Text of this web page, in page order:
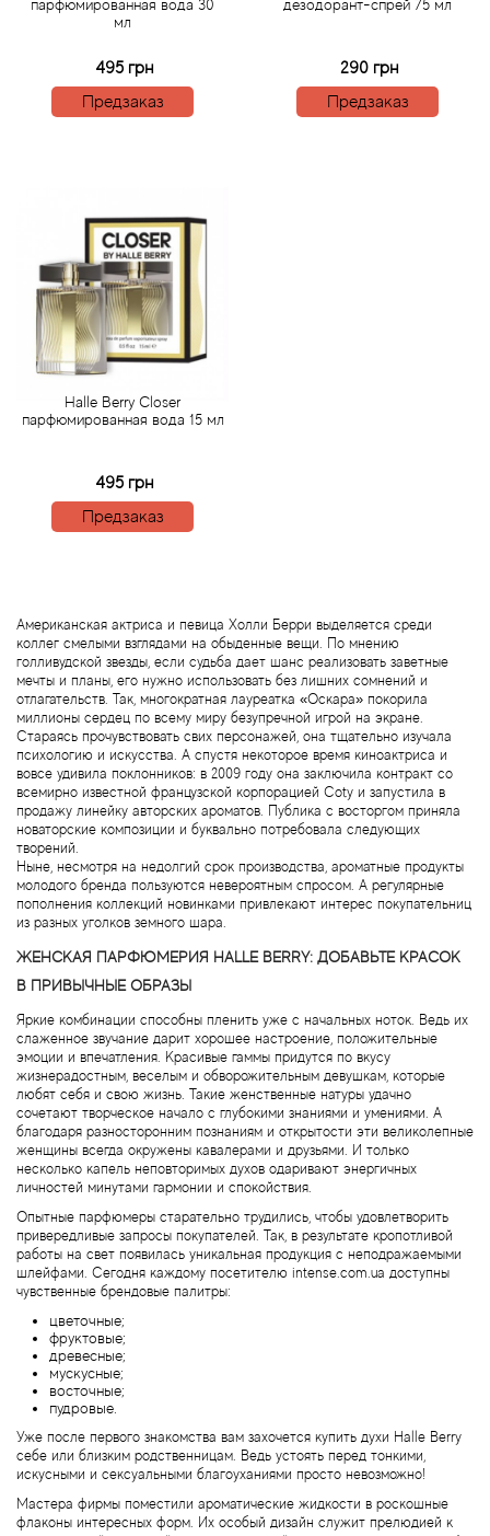
парфюмированная вода 30
мл
495 грн
Предзаказ
дезодорант-спрей 75 мл
290 грн
Предзаказ
Halle Berry Closer
парфюмированная вода 15 мл
495 грн
Предзаказ
Американская актриса и певица Холли Берри выделяется среди
коллег смелыми взглядами на обыденные вещи. По мнению
голливудской звезды, если судьба дает шанс реализовать заветные
мечты и планы, его нужно использовать без лишних сомнений и
отлагательств. Так, многократная лауреатка «Оскара» покорила
миллионы сердец по всему миру безупречной игрой на экране.
Стараясь прочувствовать свих персонажей, она тщательно изучала
психологию и искусства. А спустя некоторое время киноактриса и
вовсе удивила поклонников: в 2009 году она заключила контракт со
всемирно известной французской корпорацией Coty и запустила в
продажу линейку авторских ароматов. Публика с восторгом приняла
новаторские композиции и буквально потребовала следующих
творений.
Ныне, несмотря на недолгий срок производства, ароматные продукты
молодого бренда пользуются невероятным спросом. А регулярные
пополнения коллекций новинками привлекают интерес покупательниц
из разных уголков земного шара.
ЖЕНСКАЯ ПАРФЮМЕРИЯ HALLE BERRY: ДОБАВЬТЕ КРАСОК
В ПРИВЫЧНЫЕ ОБРАЗЫ
Яркие комбинации способны пленить уже с начальных ноток. Ведь их
слаженное звучание дарит хорошее настроение, положительные
эмоции и впечатления. Красивые гаммы придутся по вкусу
жизнерадостным, веселым и обворожительным девушкам, которые
любят себя и свою жизнь. Такие женственные натуры удачно
сочетают творческое начало с глубокими знаниями и умениями. А
благодаря разносторонним познаниям и открытости эти великолепные
женщины всегда окружены кавалерами и друзьями. И только
несколько капель неповторимых духов одаривают энергичных
личностей минутами гармонии и спокойствия.
Опытные парфюмеры старательно трудились, чтобы удовлетворить
привередливые запросы покупателей. Так, в результате кропотливой
работы на свет появилась уникальная продукция с неподражаемыми
шлейфами. Сегодня каждому посетителю intense.com.ua доступны
чувственные брендовые палитры:
цветочные;
фруктовые;
древесные;
мускусные;
восточные;
пудровые.
Уже после первого знакомства вам захочется купить духи Halle Berry
себе или близким родственницам. Ведь устоять перед тонкими,
искусными и сексуальными благоуханиями просто невозможно!
Мастера фирмы поместили ароматические жидкости в роскошные
флаконы интересных форм. Их особый дизайн служит прелюдией к
Alexander McQueen
Alexandre Barthet
Alexandre J
Alyson Oldoini
Alyssa Ashley
American Crew
Amouage
Andre L'Arom
Anna Sui
Annayake
Anne Fontaine
Annick Goutal
Antonia's Flowers
Antonio Puig
Antonio Visconti
Aquolina
Arabesque Perfumes
Arabiyat
Aramis
Ariana Grande
Armaf
Armand Basi
Arrogance